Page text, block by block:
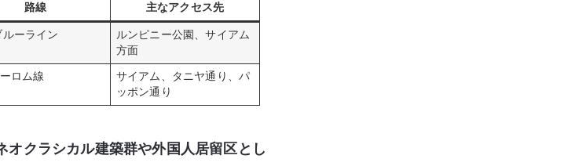
路線 主なアクセス先
ルーライン
ルンピニー公園、サイアム
方面
ロム線
サイアム、タニヤ通り、パ
ッポン通り
オクラシカル建築群や外国人居留区とし